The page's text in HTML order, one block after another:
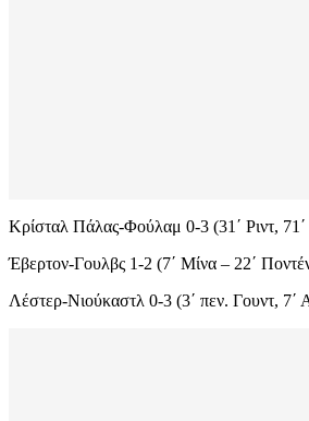
Κρίσταλ Πάλας-Φούλαμ 0-3 (31΄ Ριντ, 71΄
Έβερτον-Γουλβς 1-2 (7΄ Μίνα – 22΄
Λέστερ-Νιούκαστλ 0-3 (3΄ πεν. Γουντ, 7΄